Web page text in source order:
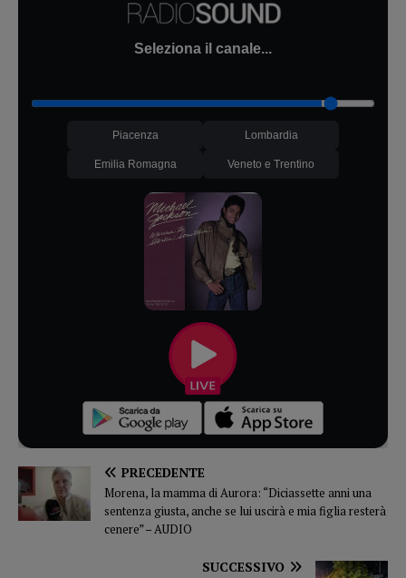
Seleziona il canale...
Piacenza Lombardia
Emilia Romagna Veneto e Trentino
PRECEDENTE
Morena, la mamma di Aurora: “Diciassette anni una
sentenza giusta, anche se lui uscirà e mia figlia resterà
cenere” – AUDIO
SUCCESSIVO